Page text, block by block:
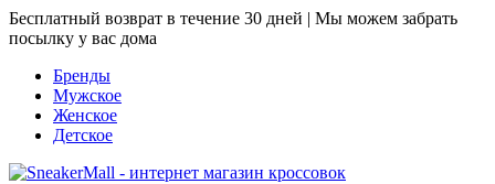
Бесплатный возврат в течение 30 дней | Мы можем забрать
посылку у вас дома
Бренды
Мужское
Женское
Детское